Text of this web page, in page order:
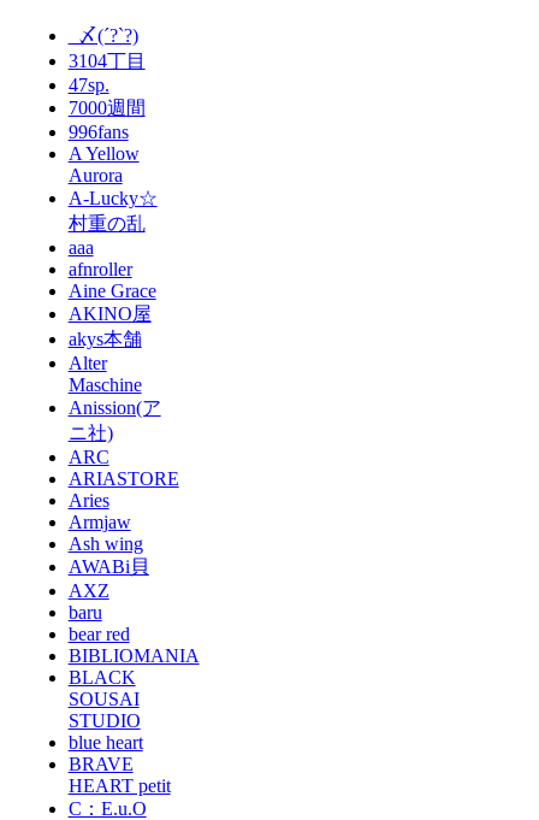
_〆(´?`?)
3104丁目
47sp.
7000週間
996fans
A Yellow
Aurora
A-Lucky☆
村重の乱
aaa
afnroller
Aine Grace
AKINO屋
akys本舗
Alter
Maschine
Anission(ア
ニ社)
ARC
ARIASTORE
Aries
Armjaw
Ash wing
AWABi貝
AXZ
baru
bear red
BIBLIOMANIA
BLACK
SOUSAI
STUDIO
blue heart
BRAVE
HEART petit
C：E.u.O